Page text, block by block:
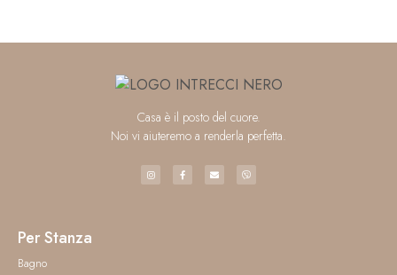
Casa è il posto del cuore.
Noi vi aiuteremo a renderla perfetta.
Per Stanza
Bagno